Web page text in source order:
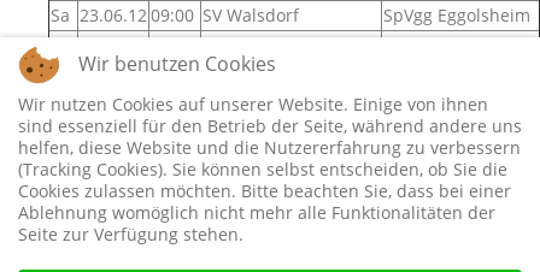
Sa 23.06.1209:00 SV Walsdorf
SpVgg Eggolsheim
Sa
30.06.1209:00
SC Markt
Heiligenstadt
Unser Aufruf: Jeder Jugendliche ist bei uns herzlich
willkommen.
Unter dem Hauptmenü Tennis > Jugend >
Spielberichte sind
Wir benutzen Cookies
Wir nutzen Cookies auf unserer Website. Einige von ihnen
sind essenziell für den Betrieb der Seite, während andere uns
helfen, diese Website und die Nutzererfahrung zu verbessern
(Tracking Cookies). Sie können selbst entscheiden, ob Sie die
Cookies zulassen möchten. Bitte beachten Sie, dass bei einer
Ablehnung womöglich nicht mehr alle Funktionalitäten der
Seite zur Verfügung stehen.